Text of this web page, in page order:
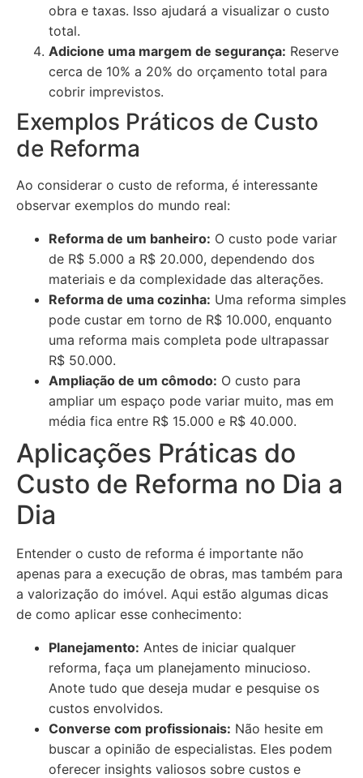
obra e taxas. Isso ajudará a visualizar o custo
total.
Adicione uma margem de segurança: Reserve
cerca de 10% a 20% do orçamento total para
cobrir imprevistos.
Exemplos Práticos de Custo
de Reforma
Ao considerar o custo de reforma, é interessante
observar exemplos do mundo real:
Reforma de um banheiro: O custo pode variar
de R$ 5.000 a R$ 20.000, dependendo dos
materiais e da complexidade das alterações.
Reforma de uma cozinha: Uma reforma simples
pode custar em torno de R$ 10.000, enquanto
uma reforma mais completa pode ultrapassar
R$ 50.000.
Ampliação de um cômodo: O custo para
ampliar um espaço pode variar muito, mas em
média fica entre R$ 15.000 e R$ 40.000.
Aplicações Práticas do
Custo de Reforma no Dia a
Dia
Entender o custo de reforma é importante não
apenas para a execução de obras, mas também para
a valorização do imóvel. Aqui estão algumas dicas
de como aplicar esse conhecimento:
Planejamento: Antes de iniciar qualquer
reforma, faça um planejamento minucioso.
Anote tudo que deseja mudar e pesquise os
custos envolvidos.
Converse com profissionais: Não hesite em
buscar a opinião de especialistas. Eles podem
oferecer insights valiosos sobre custos e